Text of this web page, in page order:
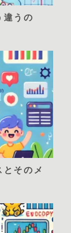
違うの
そのメ